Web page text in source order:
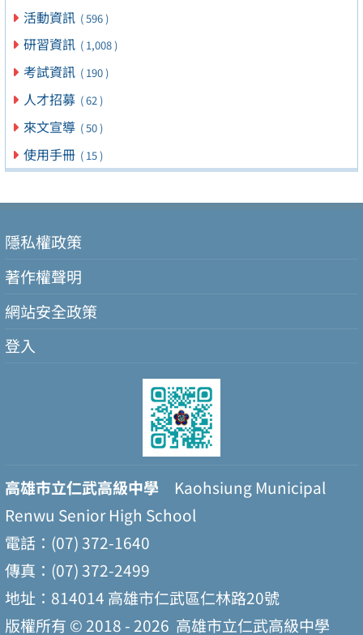
活動資訊 ( 596 )
研習資訊 ( 1,008 )
考試資訊 ( 190 )
人才招募 ( 62 )
來文宣導 ( 50 )
使用手冊 ( 15 )
隱私權政策
著作權聲明
網站安全政策
登入
高雄市立仁武高級中學 Kaohsiung Municipal
Renwu Senior High School
電話：(07) 372-1640
傳真：(07) 372-2499
地址：814014 高雄市仁武區仁林路20號
版權所有 © 2018 - 2026 高雄市立仁武高級中學